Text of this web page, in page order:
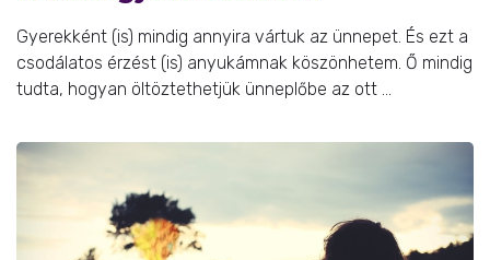
Gyerekként (is) mindig annyira vártuk az ünnepet. És ezt a
csodálatos érzést (is) anyukámnak köszönhetem. Ő mindig
tudta, hogyan öltöztethetjük ünneplőbe az ott ...